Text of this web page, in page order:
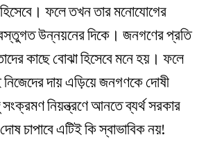
হিসেবে। ফলে তখন তার মনোযোগের
উন্নয়নের দিকে। জনগণের প্রতি
কাছে বোঝা হিসেবে মনে হয়। ফলে
নিজেদের দায় এড়িয়ে জনগণকে দোষী
নিয়ন্ত্রণে আনতে ব্যর্থ সরকার
চাপাবে এটিই কি স্বাভাবিক নয়!